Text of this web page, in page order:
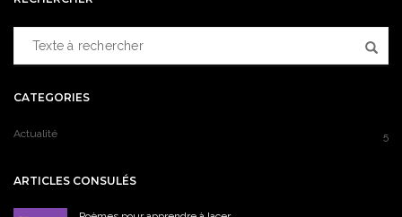
CATEGORIES
Actualité 5
ARTICLES CONSULÉS